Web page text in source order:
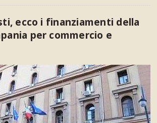
ecco i finanziamenti della
per commercio e